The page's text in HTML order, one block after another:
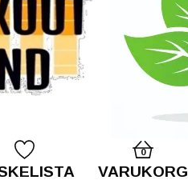
0
VARUKORG